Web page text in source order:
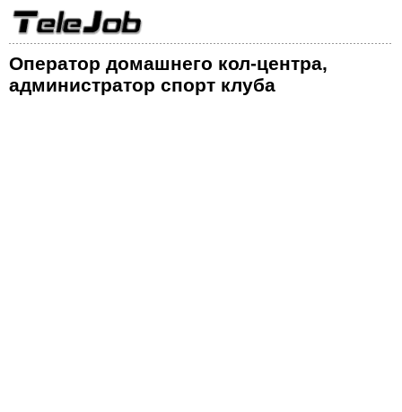
Оператор домашнего кол-центра,
администратор спорт клуба